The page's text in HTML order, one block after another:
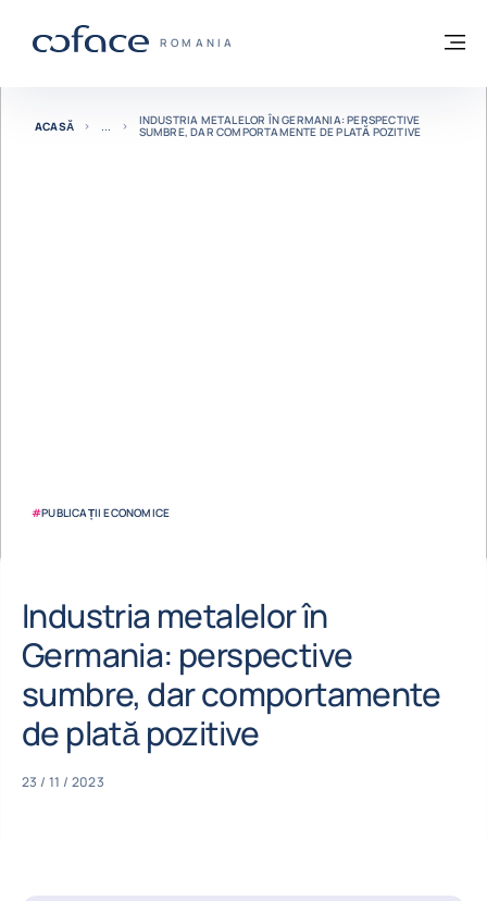
COFACE FOR TRADE - WEBSITE GRUP
ROMANIA
Înapoi la pagina de start
#PUBLICAȚII ECONOMICE
ACASĂ INDUSTRIA METALELOR ÎN GERMANIA: PERSPECTIVE
SUMBRE, DAR COMPORTAMENTE DE PLATĂ POZITIVE
Industria metalelor în
Germania: perspective
sumbre, dar comportamente
de plată pozitive
23 / 11 / 2023